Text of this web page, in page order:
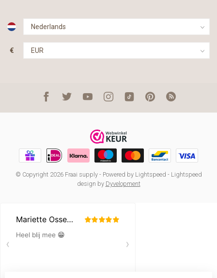
€
© Copyright 2026 Fraai supply- Powered by Lightspeed - Lightspeed
design by Dyvelopment